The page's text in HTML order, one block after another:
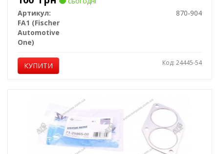
Артикул:
870-904
FA1 (Fischer
Automotive
One)
КУПИТИ Код: 24445-54